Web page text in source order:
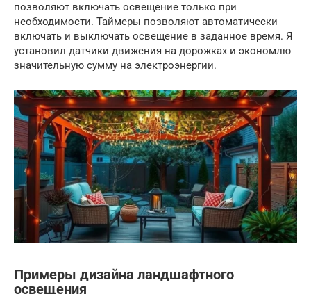
позволяют включать освещение только при
необходимости. Таймеры позволяют автоматически
включать и выключать освещение в заданное время. Я
установил датчики движения на дорожках и экономлю
значительную сумму на электроэнергии.
Примеры дизайна ландшафтного
освещения